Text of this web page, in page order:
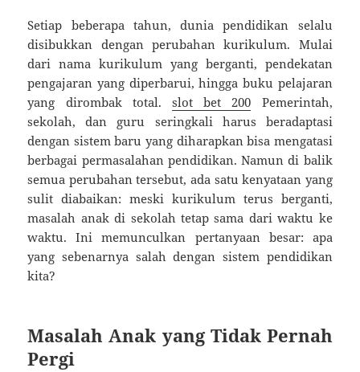
Setiap beberapa tahun, dunia pendidikan selalu
disibukkan dengan perubahan kurikulum. Mulai
dari nama kurikulum yang berganti, pendekatan
pengajaran yang diperbarui, hingga buku pelajaran
yang dirombak total. slot bet 200 Pemerintah,
sekolah, dan guru seringkali harus beradaptasi
dengan sistem baru yang diharapkan bisa mengatasi
berbagai permasalahan pendidikan. Namun di balik
semua perubahan tersebut, ada satu kenyataan yang
sulit diabaikan: meski kurikulum terus berganti,
masalah anak di sekolah tetap sama dari waktu ke
waktu. Ini memunculkan pertanyaan besar: apa
yang sebenarnya salah dengan sistem pendidikan
kita?
Masalah Anak yang Tidak Pernah
Pergi